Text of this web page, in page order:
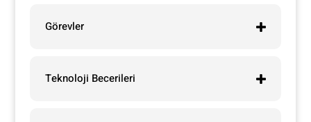
Görevler
Teknoloji Becerileri